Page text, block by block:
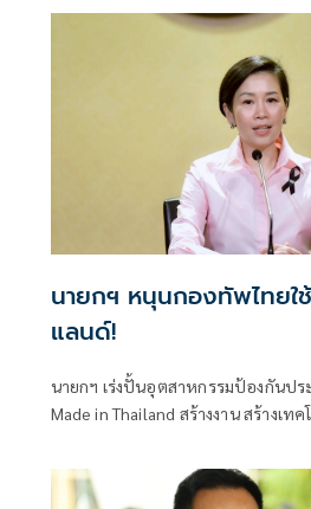
นายกฯ หนุนกองทัพไทยใ
แลนด์!
นายกฯ เร่งปั้นอุตสาหกรรมป้องกันป
Made in Thailand สร้างงาน สร้างเท